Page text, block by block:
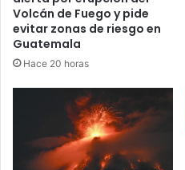
Volcán de Fuego y pide
evitar zonas de riesgo en
Guatemala
Hace 20 horas